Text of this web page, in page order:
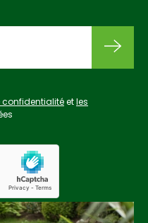
confidentialitéetles